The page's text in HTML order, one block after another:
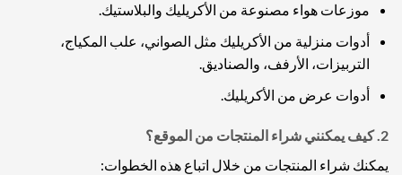
موزعات هواء مصنوعة من الأكريليك والبلاستيك.
أدوات منزلية من الأكريليك مثل الصواني، علب المكياج،
التربيزات، الأرفف، والصناديق.
أدوات عرض من الأكريليك.
2. كيف يمكنني شراء المنتجات من الموقع؟
يمكنك شراء المنتجات من خلال اتباع هذه الخطوات: